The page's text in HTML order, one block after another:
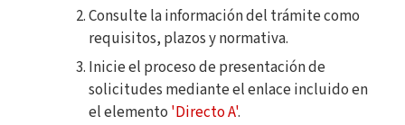
Consulte la información del trámite como
requisitos, plazos y normativa.
Inicie el proceso de presentación de
solicitudes mediante el enlace incluido en
el elemento 'Directo A'.